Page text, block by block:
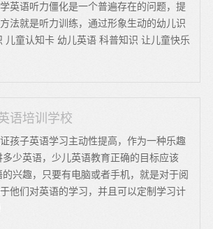
英语听力僵化是一个普遍存在的问题，提
法就是听力训练，通过形象生动的幼儿识
儿童认知卡 幼儿英语 科普知识 让儿童快乐
语培训学校
孩子英语学习主动性提高，作为一种乐趣
少英语，少儿英语教育正确的目标应该
兴趣，只要有电脑或者手机，就是对于阅
他们对英语的学习，并且可以定制学习计